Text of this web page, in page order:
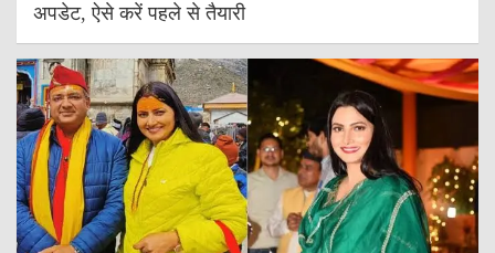
अपडेट, ऐसे करें पहले से तैयारी